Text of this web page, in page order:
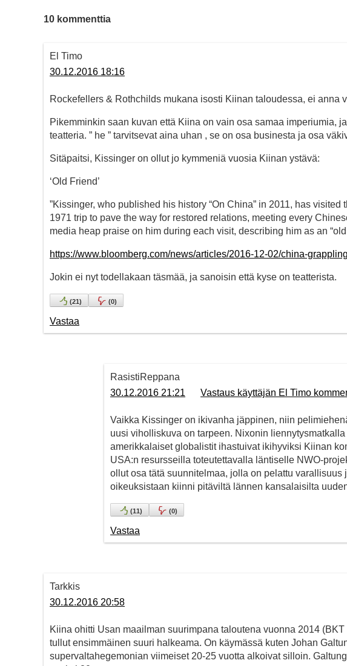
10 kommenttia
El Timo
30.12.2016 18:16
Rockefellers & Rothchilds mukana isosti Kiinan taloudessa, ei anna
Pikemminkin saan kuvan että Kiina on vain osa samaa imperiumia,
teatteria. ” he ” tarvitsevat aina uhan , se on osa businesta ja osa
Sitäpaitsi, Kissinger on ollut jo kymmeniä vuosia Kiinan ystävä:
‘Old Friend’
”Kissinger, who published his history “On China” in 2011, has
1971 trip to pave the way for restored relations, meeting every
media heap praise on him during each visit, describing him as an
https://www.bloomberg.com/news/articles/2016-12-02/china-
Jokin ei nyt todellakaan täsmää, ja sanoisin että kyse on teatterista.
(21) (0)
Vastaa
RasistiReppana
30.12.2016 21:21
Vastaus käyttäjän El Timo
Vaikka Kissinger on ikivanha jäppinen, niin
uusi viholliskuva on tarpeen. Nixonin
amerikkalaiset globalistit ihastuivat ikihyviksi Kiinan
USA:n resursseilla toteutettavalla läntiselle NWO-
ollut osa tätä suunnitelmaa, jolla on pelattu varallisuus
oikeuksistaan kiinni pitäviltä lännen kansalaisilta
(11) (0)
Vastaa
Tarkkis
30.12.2016 20:58
Kiina ohitti Usan maailman suurimpana taloutena vuonna 2014
tullut ensimmäinen suuri halkeama. On käymässä kuten Johan
supervaltahegemonian viimeiset 20-25 vuotta alkoivat silloin.